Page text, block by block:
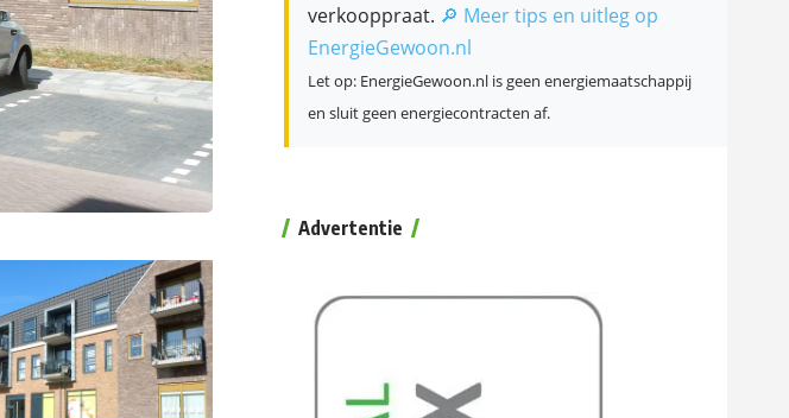
verkooppraat. 🔎 Meer tips en uitleg op
EnergieGewoon.nl
Let op: EnergieGewoon.nl is geen energiemaatschappij
en sluit geen energiecontracten af.
Advertentie